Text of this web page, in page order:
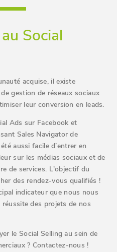
Social
acquise, il existe
gestion de réseaux sociaux
leur conversion en leads.
Ads sur Facebook et
Sales Navigator de
aussi facile d’entrer en
sur les médias sociaux et de
de services. L'objectif du
des rendez-vous qualifiés !
indicateur que nous nous
des projets de nos
le Social Selling au sein de
? Contactez-nous !